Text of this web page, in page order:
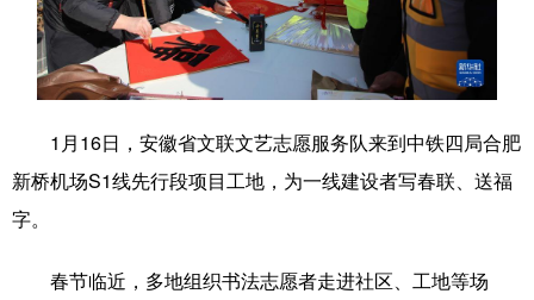
法律 中央文件 金融 汽车
食品 人居 信息化 数字经济
1月16日，安徽省文联文艺志愿服务队来到中铁四局合肥
新桥机场S1线先行段项目工地，为一线建设者写春联、送福
字。
春节临近，多地组织书法志愿者走进社区、工地等场